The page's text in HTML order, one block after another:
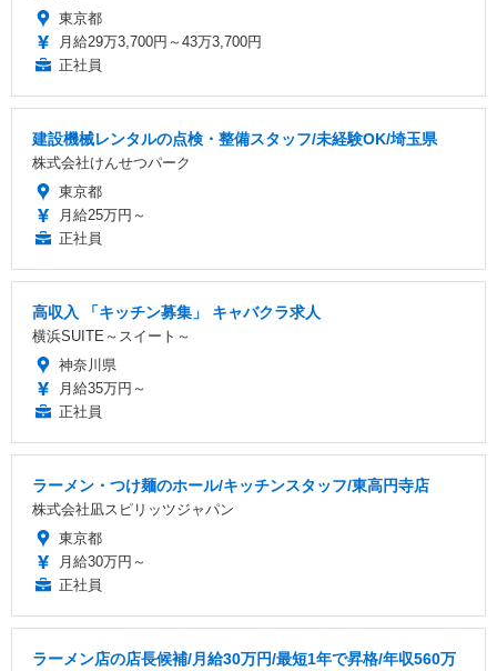
東京都
月給29万3,700円～43万3,700円
正社員
建設機械レンタルの点検・整備スタッフ/未経験OK/埼玉県
株式会社けんせつパーク
東京都
月給25万円～
正社員
高収入 「キッチン募集」 キャバクラ求人
横浜SUITE～スイート～
神奈川県
月給35万円～
正社員
ラーメン・つけ麺のホール/キッチンスタッフ/東高円寺店
株式会社凪スピリッツジャパン
東京都
月給30万円～
正社員
ラーメン店の店長候補/月給30万円/最短1年で昇格/年収560万